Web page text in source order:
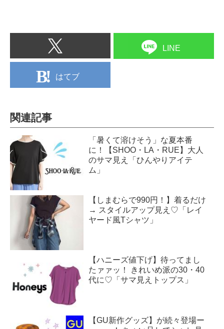
LINE
はてブ
関連記事
「暑くて溶けそう」な夏本番
に！【SHOO・LA・RUE】大人
のサマ見え「ひんやりアイテ
ム」
【しまむらで990円！】着るだけ
→ スタイルアップ見え♡「レイ
ヤード風Tシャツ」
【ハニーズ値下げ】待ってまし
たァァッ！ きれいめ派の30・40
代に♡「サマ見えトップス」
【GU新作グッズ】が続々登場ー